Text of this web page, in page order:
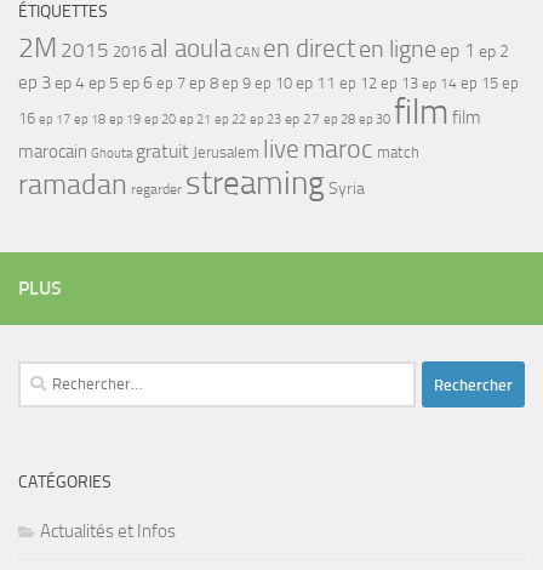
ÉTIQUETTES
2M 2015 2016 al aoula CAN en directen ligne ep 1 ep 2
ep 3ep 4ep 5 ep 6 ep 7 ep 8 ep 9 ep 10 ep 11 ep 12 ep 13 ep 14 ep 15 ep
16 ep 17 ep 18 ep 19 ep 20 ep 21 ep 22 ep 23 ep 27 ep 28 ep 30 film film
marocain Ghouta gratuit Jerusalem live maroc match
ramadan regarder streamingSyria
PLUS
Rechercher :
CATÉGORIES
Actualités et Infos